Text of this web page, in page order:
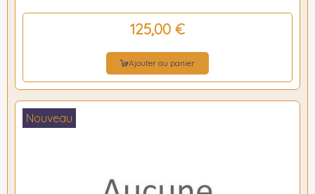
125,00 €
Ajouter au panier
Nouveau